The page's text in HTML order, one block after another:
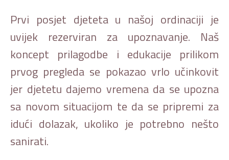
Prvi posjet djeteta u našoj ordinaciji je
uvijek rezerviran za upoznavanje. Naš
koncept prilagodbe i edukacije prilikom
prvog pregleda se pokazao vrlo učinkovit
jer djetetu dajemo vremena da se upozna
sa novom situacijom te da se pripremi za
idući dolazak, ukoliko je potrebno nešto
sanirati.